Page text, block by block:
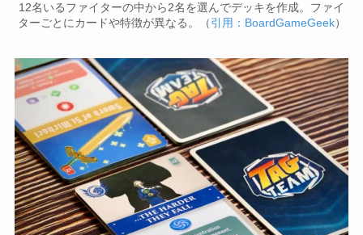
12名いるファイターの中から2名を選んでデッキを作成。ファイ
ターごとにカードや特徴が異なる。（ 引用：BoardGameGeek）